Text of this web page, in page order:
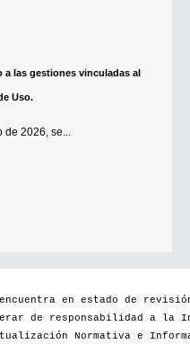
las gestiones vinculadas al
Uso.
de 2026, se...
en estado de
de responsabilidad a la
Normativa e